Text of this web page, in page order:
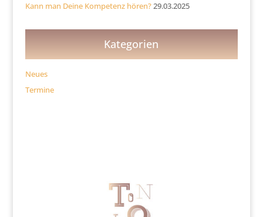
Kann man Deine Kompetenz hören?29.03.2025
Kategorien
Neues
Termine